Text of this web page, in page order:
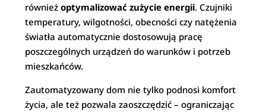
równieżoptymalizować zużycie energii. Czujniki
temperatury, wilgotności, obecności czy natężenia
światła automatycznie dostosowują pracę
poszczególnych urządzeń do warunków i potrzeb
mieszkańców.
Zautomatyzowany dom nie tylko podnosi komfort
życia, ale też pozwala zaoszczędzić – ograniczając